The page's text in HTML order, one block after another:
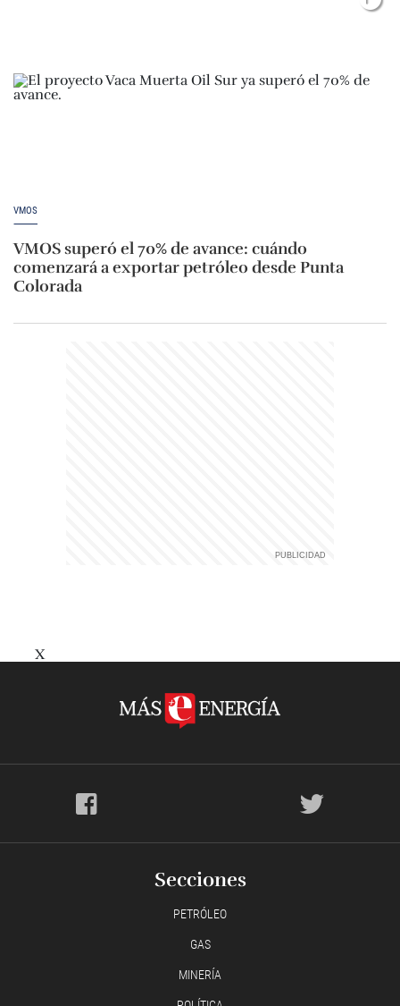
VMOS
VMOS superó el 70% de avance: cuándo
comenzará a exportar petróleo desde Punta
Colorada
X
Secciones
PETRÓLEO
GAS
MINERÍA